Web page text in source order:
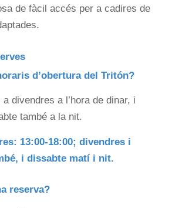
de fàcil accés per a cadires de
d’obertura del Tritón?
divendres a l’hora de dinar, i
també a la nit.
13:00-18:00; divendres i
i dissabte matí i nit.
reserva?